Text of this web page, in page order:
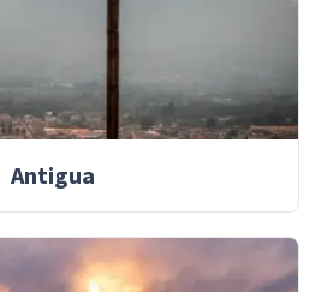
Antigua